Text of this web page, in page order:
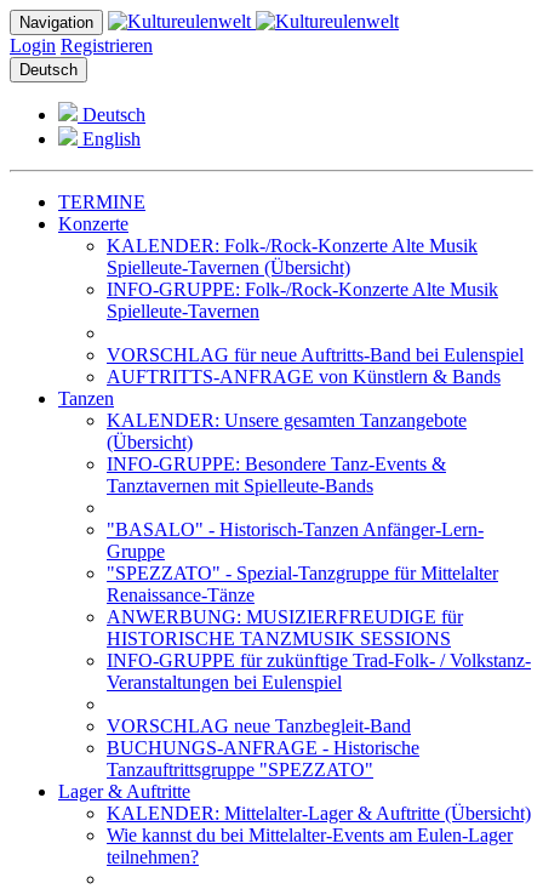
Navigation
Login Registrieren
Deutsch
Deutsch
English
TERMINE
Konzerte
KALENDER: Folk-/Rock-Konzerte Alte Musik
Spielleute-Tavernen (Übersicht)
INFO-GRUPPE: Folk-/Rock-Konzerte Alte Musik
Spielleute-Tavernen
VORSCHLAG für neue Auftritts-Band bei Eulenspiel
AUFTRITTS-ANFRAGE von Künstlern & Bands
Tanzen
KALENDER: Unsere gesamten Tanzangebote
(Übersicht)
INFO-GRUPPE: Besondere Tanz-Events &
Tanztavernen mit Spielleute-Bands
"BASALO" - Historisch-Tanzen Anfänger-Lern-
Gruppe
"SPEZZATO" - Spezial-Tanzgruppe für Mittelalter
Renaissance-Tänze
ANWERBUNG: MUSIZIERFREUDIGE für
HISTORISCHE TANZMUSIK SESSIONS
INFO-GRUPPE für zukünftige Trad-Folk- / Volkstanz-
Veranstaltungen bei Eulenspiel
VORSCHLAG neue Tanzbegleit-Band
BUCHUNGS-ANFRAGE - Historische
Tanzauftrittsgruppe "SPEZZATO"
Lager & Auftritte
KALENDER: Mittelalter-Lager & Auftritte (Übersicht)
Wie kannst du bei Mittelalter-Events am Eulen-Lager
teilnehmen?